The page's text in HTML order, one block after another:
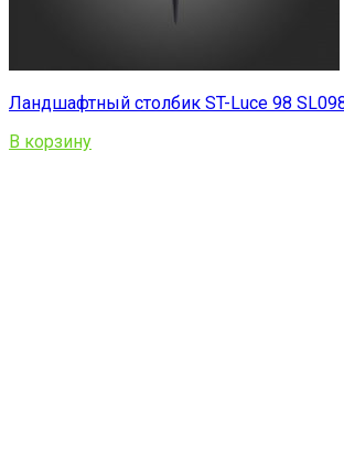
Ландшафтный столбик ST-Luce 98
В корзину